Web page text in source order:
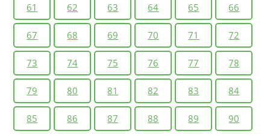
61 62 63 64 65 66
67 68 69 70 71 72
73 74 75 76 77 78
79 80 81 82 83 84
85 86 87 88 89 90